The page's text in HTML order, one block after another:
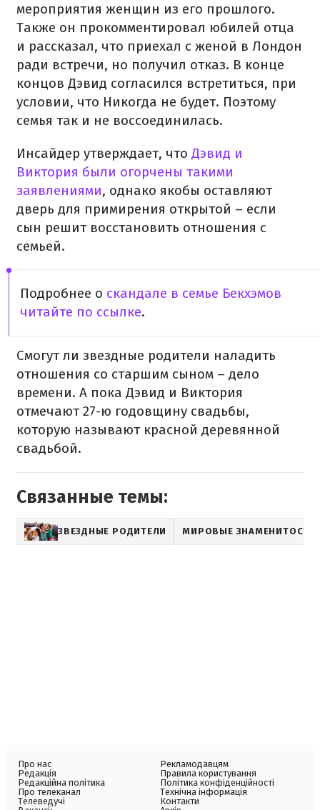
мероприятия женщин из его прошлого.
Также он прокомментировал юбилей отца
и рассказал, что приехал с женой в Лондон
ради встречи, но получил отказ. В конце
концов Дэвид согласился встретиться, при
условии, что Никогда не будет. Поэтому
семья так и не воссоединилась.
Инсайдер утверждает, что Дэвид и
Виктория были огорчены такими
заявлениями, однако якобы оставляют
дверь для примирения открытой – если
сын решит восстановить отношения с
семьей.
Подробнее о скандале в семье Бекхэмов
читайте по ссылке.
Смогут ли звездные родители наладить
отношения со старшим сыном – дело
времени. А пока Дэвид и Виктория
отмечают 27-ю годовщину свадьбы,
которую называют красной деревянной
свадьбой.
Связанные темы:
ЗВЕЗДНЫЕ РОДИТЕЛИ МИРОВЫЕ ЗНАМЕНИТОСТИ
Про нас
Редакція
Редакційна політика
Про телеканал
Телеведучі
Рекламодавцям
Правила користування
Політика конфіденційності
Технічна інформація
Контакти